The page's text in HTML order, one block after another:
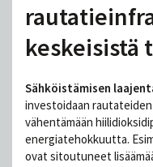
keskeisistä
Sähköistämisen
investoidaan
vähentämään
energiatehokkuutta.
ovat sitoutuneet